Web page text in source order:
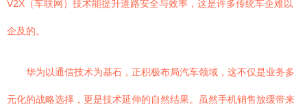
V2X（车联网）技术能提升道路安全与效率，这是许多传统车企难以
企及的。
华为以通信技术为基石，正积极布局汽车领域，这不仅是业务多
元化的战略选择，更是技术延伸的自然结果。虽然手机销售放缓带来